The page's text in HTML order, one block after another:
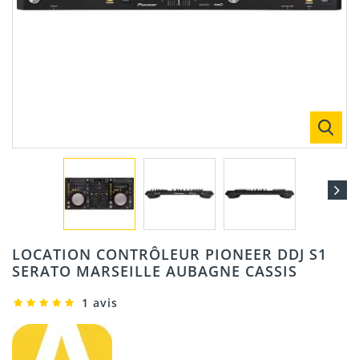
LOCATION CONTRÔLEUR PIONEER DDJ S1
SERATO MARSEILLE AUBAGNE CASSIS
1 avis